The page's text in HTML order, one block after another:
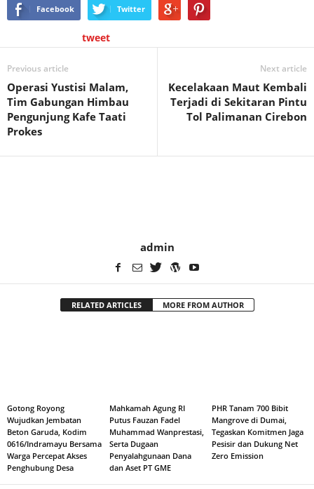
Facebook Twitter
tweet
Previous article
Operasi Yustisi Malam,
Tim Gabungan Himbau
Pengunjung Kafe Taati
Prokes
Next article
Kecelakaan Maut Kembali
Terjadi di Sekitaran Pintu
Tol Palimanan Cirebon
admin
RELATED ARTICLES MORE FROM AUTHOR
Gotong Royong
Wujudkan Jembatan
Beton Garuda, Kodim
0616/Indramayu Bersama
Warga Percepat Akses
Penghubung Desa
Mahkamah Agung RI
Putus Fauzan Fadel
Muhammad Wanprestasi,
Serta Dugaan
Penyalahgunaan Dana
dan Aset PT GME
PHR Tanam 700 Bibit
Mangrove di Dumai,
Tegaskan Komitmen Jaga
Pesisir dan Dukung Net
Zero Emission